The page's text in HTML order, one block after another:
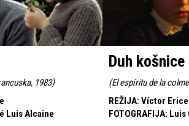
1983)
Luis Alcaine
Duh košnice
(El espíritu de la
REŽIJA: Víctor Erice
FOTOGRAFIJA: Luis